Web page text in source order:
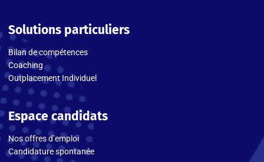
Solutions particuliers
Bilan de compétences
Coaching
Outplacement Individuel
Espace candidats
Nos offres d’emploi
Candidature spontanée